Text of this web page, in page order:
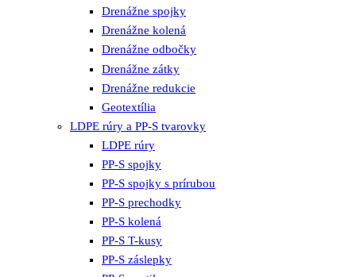
Drenážne spojky
Drenážne kolená
Drenážne odbočky
Drenážne zátky
Drenážne redukcie
Geotextília
LDPE rúry a PP-S tvarovky
LDPE rúry
PP-S spojky
PP-S spojky s prírubou
PP-S prechodky
PP-S kolená
PP-S T-kusy
PP-S záslepky